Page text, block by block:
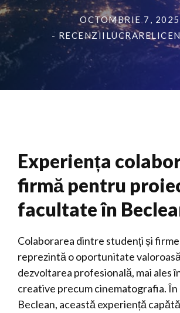
OCTOMBRIE 7, 2025
-
Experiența
firmă pentru
facultate în
Colaborarea dintre studenți și
reprezintă o oportunitate
dezvoltarea profesională, mai ales
creative precum cinematografia. În
Beclean, această experiență